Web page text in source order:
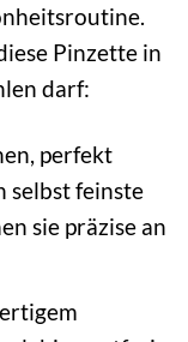
Pinzette in
darf:
perfekt
selbst feinste
sie präzise an